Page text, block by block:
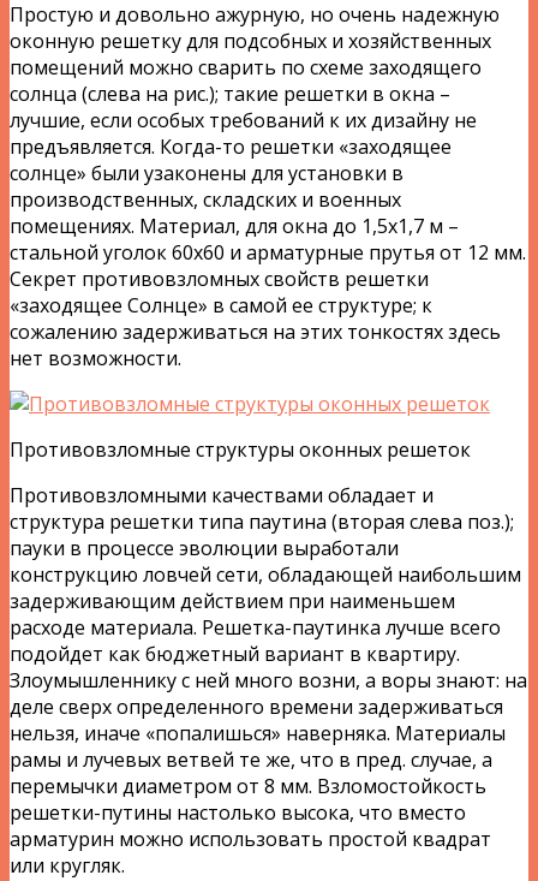
Простую и довольно ажурную, но очень надежную
оконную решетку для подсобных и хозяйственных
помещений можно сварить по схеме заходящего
солнца (слева на рис.); такие решетки в окна –
лучшие, если особых требований к их дизайну не
предъявляется. Когда-то решетки «заходящее
солнце» были узаконены для установки в
производственных, складских и военных
помещениях. Материал, для окна до 1,5х1,7 м –
стальной уголок 60х60 и арматурные прутья от 12 мм.
Секрет противовзломных свойств решетки
«заходящее Солнце» в самой ее структуре; к
сожалению задерживаться на этих тонкостях здесь
нет возможности.
Противовзломные структуры оконных решеток
Противовзломными качествами обладает и
структура решетки типа паутина (вторая слева поз.);
пауки в процессе эволюции выработали
конструкцию ловчей сети, обладающей наибольшим
задерживающим действием при наименьшем
расходе материала. Решетка-паутинка лучше всего
подойдет как бюджетный вариант в квартиру.
Злоумышленнику с ней много возни, а воры знают: на
деле сверх определенного времени задерживаться
нельзя, иначе «попалишься» наверняка. Материалы
рамы и лучевых ветвей те же, что в пред. случае, а
перемычки диаметром от 8 мм. Взломостойкость
решетки-путины настолько высока, что вместо
арматурин можно использовать простой квадрат
или кругляк.